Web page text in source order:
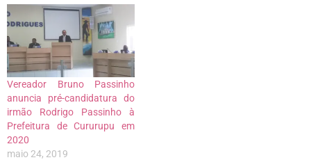
Vereador Bruno Passinho
anuncia pré-candidatura do
irmão Rodrigo Passinho à
Prefeitura de Cururupu em
2020
maio 24, 2019